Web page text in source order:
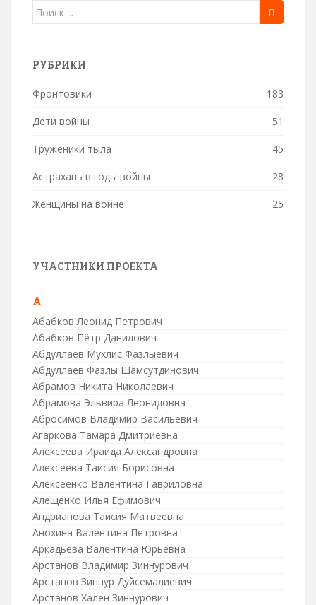
Поиск
РУБРИКИ
Фронтовики 183
Дети войны 51
Труженики тыла 45
Астрахань в годы войны 28
Женщины на войне 25
УЧАСТНИКИ ПРОЕКТА
А
Абабков Леонид Петрович
Абабков Пётр Данилович
Абдуллаев Мухлис Фазлыевич
Абдуллаев Фазлы Шамсутдинович
Абрамов Никита Николаевич
Абрамова Эльвира Леонидовна
Абросимов Владимир Васильевич
Агаркова Тамара Дмитриевна
Алексеева Ираида Александровна
Алексеева Таисия Борисовна
Алексеенко Валентина Гавриловна
Алещенко Илья Ефимович
Андрианова Таисия Матвеевна
Анохина Валентина Петровна
Аркадьева Валентина Юрьевна
Арстанов Владимир Зиннурович
Арстанов Зиннур Дуйсемалиевич
Арстанов Хален Зиннурович